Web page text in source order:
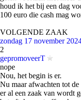
houd ik het bij een dag
100 euro die cash mag
VOLGENDE ZAAK
zondag 17 november
2
gepromoveerT
nope
Nou, het begin is er.
Nu maar afwachten tot
er al een zaak van wordt